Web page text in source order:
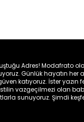
Adres! Modafrato
Günlük hayatın her
katıyoruz. İster
vazgeçilmezi olan
sunuyoruz. Şimdi